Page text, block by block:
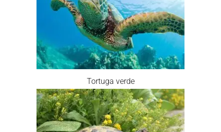
Tortuga verde